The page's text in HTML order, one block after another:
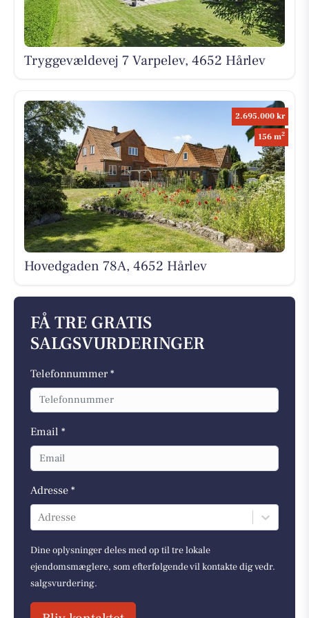
Tryggevældevej 7 Varpelev, 4652 Hårlev
2.695.000 kr
156 m2
Hovedgaden 78A, 4652 Hårlev
FÅ TRE GRATIS
SALGSVURDERINGER
Telefonnummer *
Email *
Adresse *
Adresse
Dine oplysninger deles med op til tre lokale
ejendomsmæglere, som efterfølgende vil kontakte dig vedr.
salgsvurdering.